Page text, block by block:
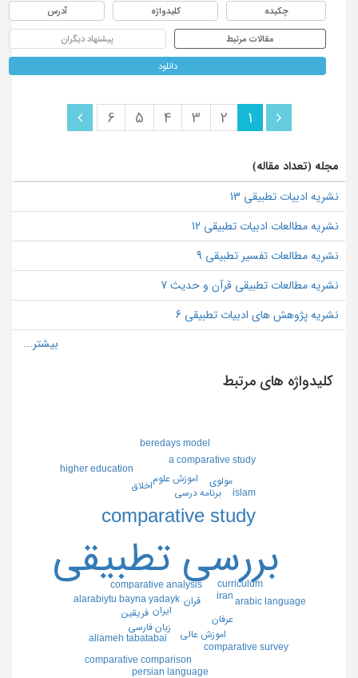
چکیده کلیدواژه آدرس
مقالات مرتبط پیشنهاد دیگران
دانلود
1
2
3
4
5
6
مجله (تعداد مقاله)
نشریه ادبیات تطبیقی 13
نشریه مطالعات ادبیات تطبیقی 12
نشریه مطالعات تفسیر تطبیقی 9
نشریه مطالعات تطبیقی قرآن و حدیث 7
نشریه پژوهش های ادبیات تطبیقی 6
کلیدواژه های مرتبط
بررسي تطبيقي
comparative study
comparative analysis
قران
برنامه درسي
ايران
curriculum
alarabiytu bayna yadayk
iran
اموزش علوم
زبان فارسي
عرفان
فريقين
مولوي اخلاق
اموزش عالي
a comparative study
allameh tabatabai
arabic language
beredays model
comparative comparison
comparative survey
higher education
islam
persian language